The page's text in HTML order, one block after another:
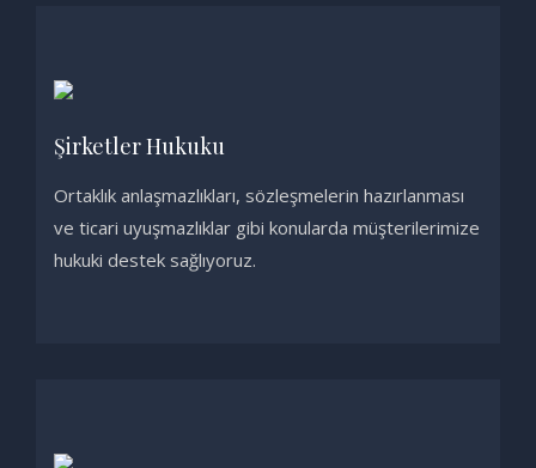
Şirketler Hukuku
Ortaklık anlaşmazlıkları, sözleşmelerin hazırlanması
ve ticari uyuşmazlıklar gibi konularda müşterilerimize
hukuki destek sağlıyoruz.